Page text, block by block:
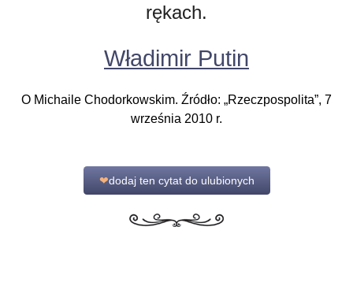
rękach.
Władimir Putin
O Michaile Chodorkowskim. Źródło: „Rzeczpospolita”, 7
września 2010 r.
❤dodaj ten cytat do ulubionych